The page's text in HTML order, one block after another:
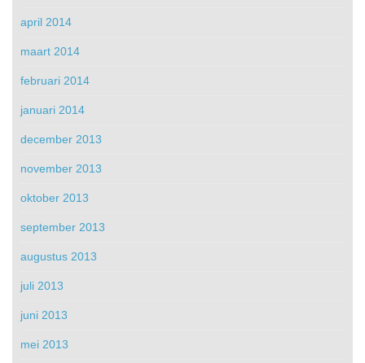
april 2014
maart 2014
februari 2014
januari 2014
december 2013
november 2013
oktober 2013
september 2013
augustus 2013
juli 2013
juni 2013
mei 2013